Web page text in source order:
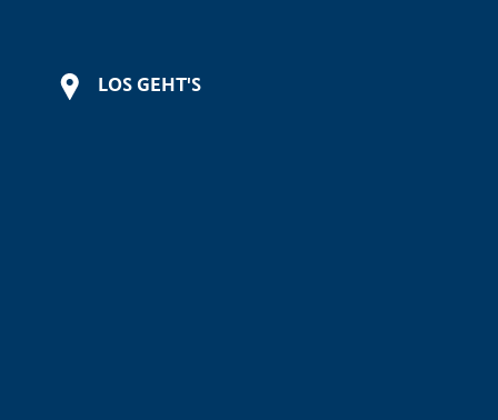
LOS GEHT'S